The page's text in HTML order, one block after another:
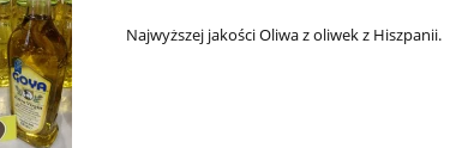
Najwyższej jakości Oliwa z oliwek z Hiszpanii.